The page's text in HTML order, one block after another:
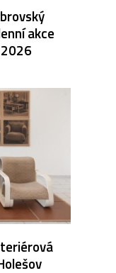
akce